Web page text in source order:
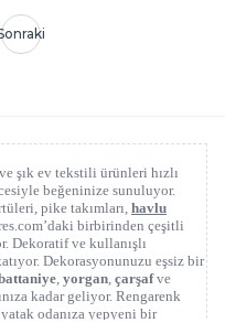
şık ev tekstili ürünleri hızlı
beğeninize sunuluyor.
pike takımları, havlu
birbirinden çeşitli
Dekoratif ve kullanışlı
Dekorasyonunuzu eşsiz bir
yorgan çarşafve
kadar geliyor. Rengarenk
odanıza yepyeni bir